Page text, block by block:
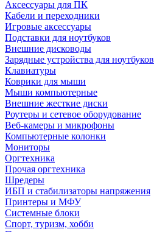
Аксессуары для ПК
Кабели и переходники
Игровые аксессуары
Подставки для ноутбуков
Внешние дисководы
Зарядные устройства для ноутбуков
Клавиатуры
Коврики для мыши
Мыши компьютерные
Внешние жесткие диски
Роутеры и сетевое оборудование
Веб-камеры и микрофоны
Компьютерные колонки
Мониторы
Оргтехника
Прочая оргтехника
Шредеры
ИБП и стабилизаторы напряжения
Принтеры и МФУ
Системные блоки
Спорт, туризм, хобби